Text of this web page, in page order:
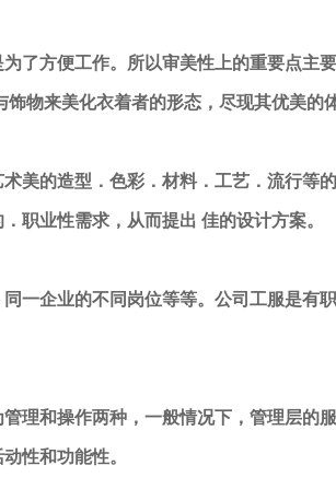
了方便工作。所以审美性上的重要点主
物来美化衣着者的形态，尽现其优美的
美的造型．色彩．材料．工艺．流行等
职业性需求，从而提出 佳的设计方案。
一企业的不同岗位等等。公司工服是有
理和操作两种，一般情况下，管理层的
性和功能性。